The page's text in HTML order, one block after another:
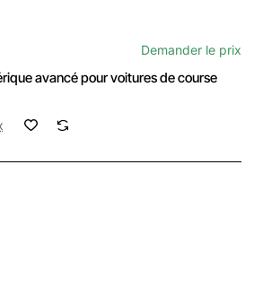
Demander le prix
avancé pour voitures de course